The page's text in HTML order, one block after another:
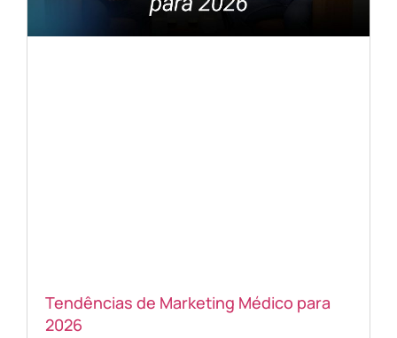
Tendências de Marketing Médico para
2026